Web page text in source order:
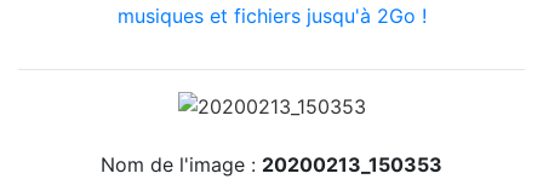
musiques et fichiers jusqu'à 2Go !
Nom de l'image : 20200213_150353